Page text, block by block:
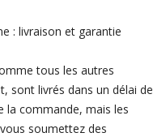
: livraison et garantie
tous les autres
sont livrés dans un délai de
la commande, mais les
soumettez des